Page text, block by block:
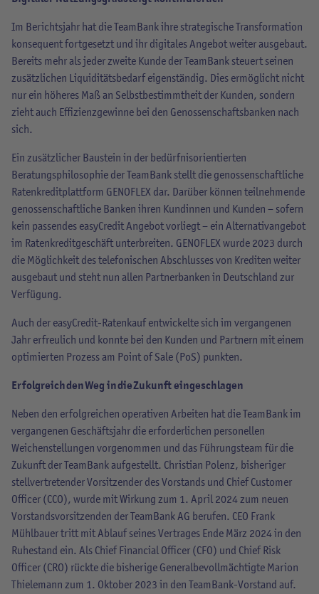
Im Berichtsjahr hat die TeamBank ihre strategische Transformation
konsequent fortgesetzt und ihr digitales Angebot weiter ausgebaut.
Bereits mehr als jeder zweite Kunde der TeamBank steuert seinen
zusätzlichen Liquiditätsbedarf eigenständig. Dies ermöglicht nicht
nur ein höheres Maß an Selbstbestimmtheit der Kunden, sondern
zieht auch Effizienzgewinne bei den Genossenschaftsbanken nach
sich.
Ein zusätzlicher Baustein in der bedürfnisorientierten
Beratungsphilosophie der TeamBank stellt die genossenschaftliche
Ratenkreditplattform GENOFLEX dar. Darüber können teilnehmende
genossenschaftliche Banken ihren Kundinnen und Kunden – sofern
kein passendes easyCredit Angebot vorliegt – ein Alternativangebot
im Ratenkreditgeschäft unterbreiten. GENOFLEX wurde 2023 durch
die Möglichkeit des telefonischen Abschlusses von Krediten weiter
ausgebaut und steht nun allen Partnerbanken in Deutschland zur
Verfügung.
Auch der easyCredit-Ratenkauf entwickelte sich im vergangenen
Jahr erfreulich und konnte bei den Kunden und Partnern mit einem
optimierten Prozess am Point of Sale (PoS) punkten.
Erfolgreich den Weg in die Zukunft eingeschlagen
Neben den erfolgreichen operativen Arbeiten hat die TeamBank im
vergangenen Geschäftsjahr die erforderlichen personellen
Weichenstellungen vorgenommen und das Führungsteam für die
Zukunft der TeamBank aufgestellt. Christian Polenz, bisheriger
stellvertretender Vorsitzender des Vorstands und Chief Customer
Officer (CCO), wurde mit Wirkung zum 1. April 2024 zum neuen
Vorstandsvorsitzenden der TeamBank AG berufen. CEO Frank
Mühlbauer tritt mit Ablauf seines Vertrages Ende März 2024 in den
Ruhestand ein. Als Chief Financial Officer (CFO) und Chief Risk
Officer (CRO) rückte die bisherige Generalbevollmächtigte Marion
Thielemann zum 1. Oktober 2023 in den TeamBank-Vorstand auf.